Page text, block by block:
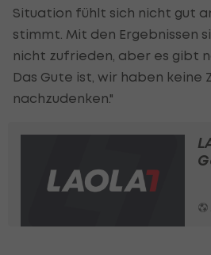
Situation fühlt sich nicht gut
stimmt. Mit den Ergebnissen
nicht zufrieden, aber es gibt
Das Gute ist, wir haben keine
nachzudenken."